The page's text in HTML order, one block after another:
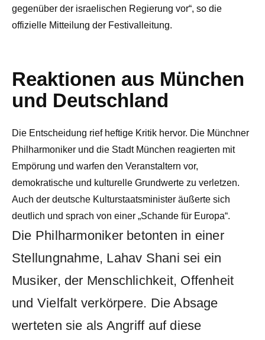
gegenüber der israelischen Regierung vor“, so die
offizielle Mitteilung der Festivalleitung.
Reaktionen aus München
und Deutschland
Die Entscheidung rief heftige Kritik hervor. Die Münchner
Philharmoniker und die Stadt München reagierten mit
Empörung und warfen den Veranstaltern vor,
demokratische und kulturelle Grundwerte zu verletzen.
Auch der deutsche Kulturstaatsminister äußerte sich
deutlich und sprach von einer „Schande für Europa“.
Die Philharmoniker betonten in einer
Stellungnahme, Lahav Shani sei ein
Musiker, der Menschlichkeit, Offenheit
und Vielfalt verkörpere. Die Absage
werteten sie als Angriff auf diese